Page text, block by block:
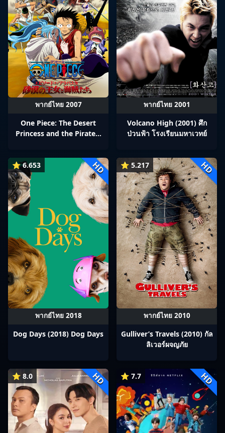
พากย์ไทย 2007
One Piece: The Desert
Princess and the Pirates:
เจ้าหญิงแห่งทะเลทรายและ
พากย์ไทย 2001
Volcano High (2001) ศึก
ป่วนฟ้า โรงเรียนมหาเวทย์
⭐ 6.653 HD
พากย์ไทย 2018
Dog Days (2018) Dog Days
⭐ 5.217 HD
พากย์ไทย 2010
Gulliver’s Travels (2010) กัล
ลิเวอร์ผจญภัย
⭐ 8.0 HD ⭐ 7.7 HD